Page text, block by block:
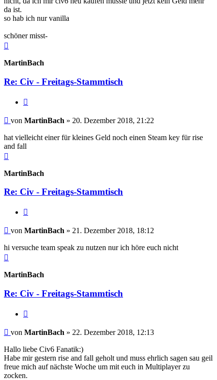
da ist.
so hab ich nur vanilla
schöner misst-
MartinBach
Re: Civ - Freitags-Stammtisch
Beitrag
von MartinBach » 20. Dezember 2018, 21:22
hat vielleicht einer für kleines Geld noch einen Steam key für rise
and fall
MartinBach
Re: Civ - Freitags-Stammtisch
Beitrag
von MartinBach » 21. Dezember 2018, 18:12
hi versuche team speak zu nutzen nur ich höre euch nicht
MartinBach
Re: Civ - Freitags-Stammtisch
Beitrag
von MartinBach » 22. Dezember 2018, 12:13
Hallo liebe Civ6 Fanatik:)
Habe mir gestern rise and fall geholt und muss ehrlich sagen sau geil
freue mich auf nächste Woche um mit euch in Multiplayer zu
zocken.